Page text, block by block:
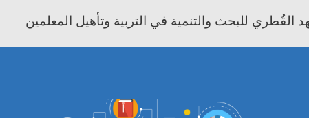
القُطري للبحث والتنمية في التربية وتأهيل المعلمين